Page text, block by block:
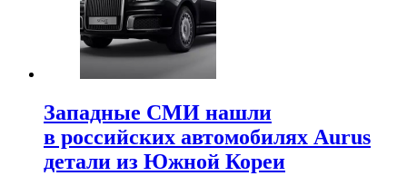
Западные СМИ нашли
в российских автомобилях Aurus
детали из Южной Кореи